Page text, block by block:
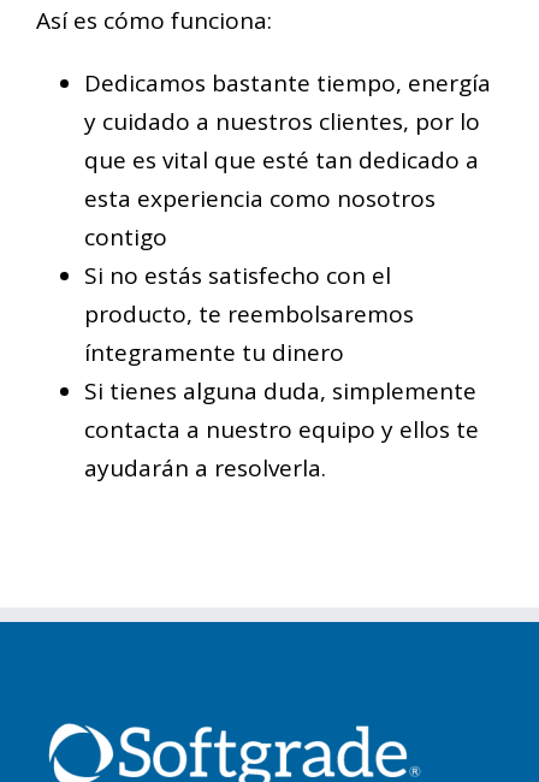
Así es cómo funciona:
Dedicamos bastante tiempo, energía
y cuidado a nuestros clientes, por lo
que es vital que esté tan dedicado a
esta experiencia como nosotros
contigo
Si no estás satisfecho con el
producto, te reembolsaremos
íntegramente tu dinero
Si tienes alguna duda, simplemente
contacta a nuestro equipo y ellos te
ayudarán a resolverla.